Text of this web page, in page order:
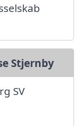
Stjernby
SV